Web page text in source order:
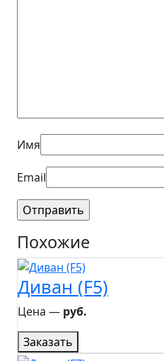
Имя
Email
Похожие
Диван (F5)
Цена ― руб.
Заказать